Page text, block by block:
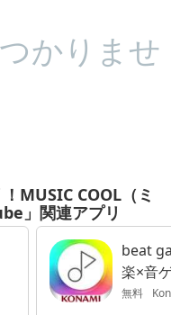
かりませ
MUSIC COOL（ミ
」関連アプリ
beat
楽×音
無料